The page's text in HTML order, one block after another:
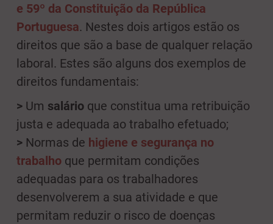
e 59º da Constituição da República
Portuguesa. Nestes dois artigos estão os
direitos que são a base de qualquer relação
laboral. Estes são alguns dos exemplos de
direitos fundamentais:
> Um salário que constitua uma retribuição
justa e adequada ao trabalho efetuado;
> Normas de higiene e segurança no
trabalho que permitam condições
adequadas para os trabalhadores
desenvolverem a sua atividade e que
permitam reduzir o risco de doenças